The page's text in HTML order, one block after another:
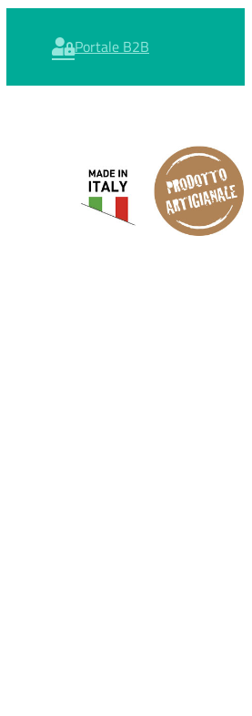
Portale B2B